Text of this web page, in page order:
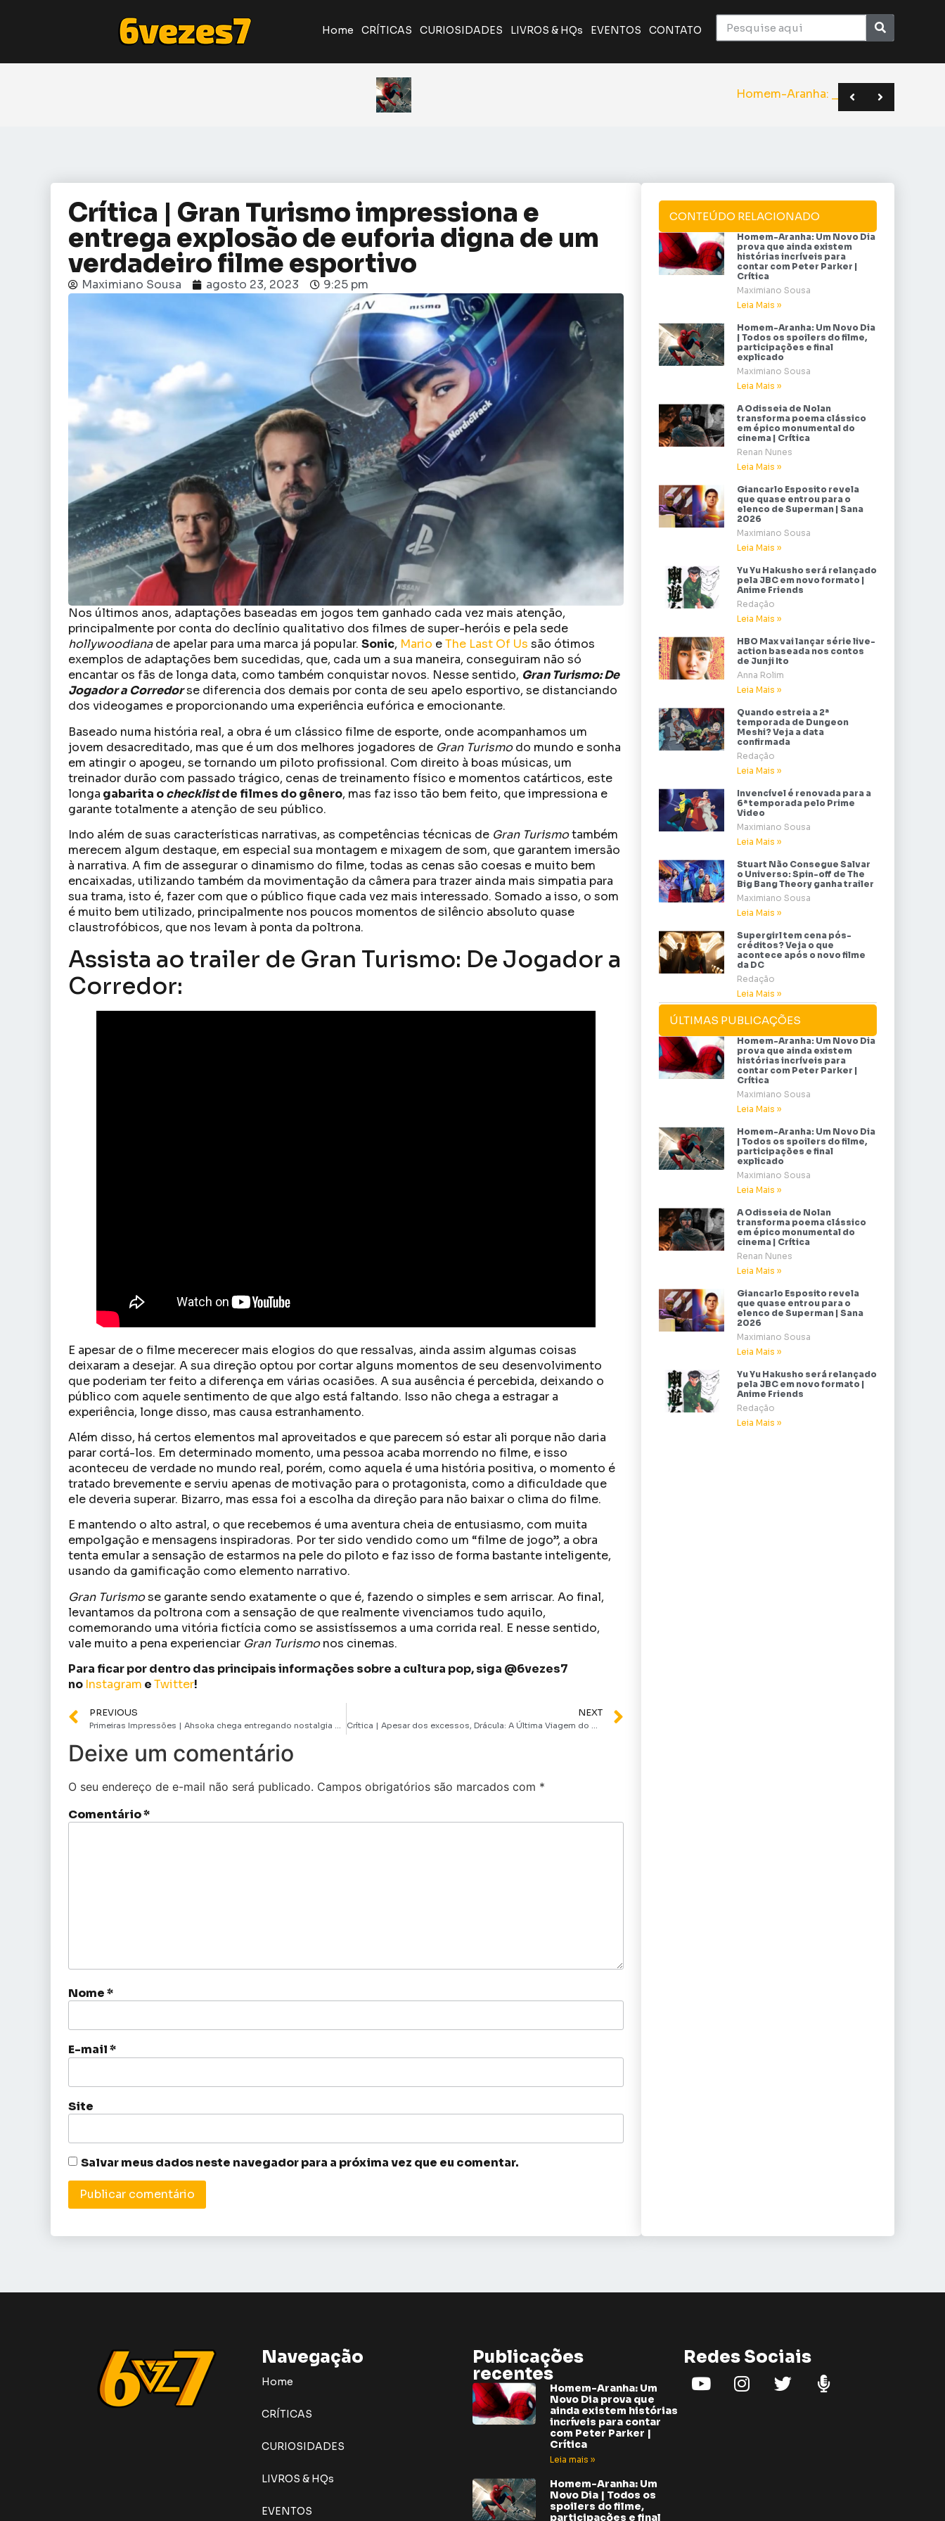
Home CRÍTICAS CURIOSIDADES LIVROS & HQs EVENTOS CONTATO
Homem-Aranha: Um Novo D
A Odisseia de Nolan transforma poema clássico em épico monumental do cinema | Crítica
Giancarlo Esposito revela que quase entrou para o elenco de Superman | Sana 2026
Yu Yu Hakusho será relançado pela JBC em novo formato | Anime Friends
Crítica | Gran Turismo impressiona e
entrega explosão de euforia digna de um
verdadeiro filme esportivo
Maximiano Sousa agosto 23, 2023 9:25 pm
Nos últimos anos, adaptações baseadas em jogos tem ganhado cada vez mais atenção,
principalmente por conta do declínio qualitativo dos filmes de super-heróis e pela sede
hollywoodianade apelar para uma marca já popular. Sonic, Mario eThe Last Of Us são ótimos
exemplos de adaptações bem sucedidas, que, cada um a sua maneira, conseguiram não só
encantar os fãs de longa data, como também conquistar novos. Nesse sentido, Gran Turismo: De
Jogador a Corredorse diferencia dos demais por conta de seu apelo esportivo, se distanciando
dos videogames e proporcionando uma experiência eufórica e emocionante.
Baseado numa história real, a obra é um clássico filme de esporte, onde acompanhamos um
jovem desacreditado, mas que é um dos melhores jogadores de Gran Turismodo mundo e sonha
em atingir o apogeu, se tornando um piloto profissional. Com direito à boas músicas, um
treinador durão com passado trágico, cenas de treinamento físico e momentos catárticos, este
longa gabarita ochecklistde filmes do gênero, mas faz isso tão bem feito, que impressiona e
garante totalmente a atenção de seu público.
Indo além de suas características narrativas, as competências técnicas de Gran Turismotambém
merecem algum destaque, em especial sua montagem e mixagem de som, que garantem imersão
à narrativa. A fim de assegurar o dinamismo do filme, todas as cenas são coesas e muito bem
encaixadas, utilizando também da movimentação da câmera para trazer ainda mais simpatia para
sua trama, isto é, fazer com que o público fique cada vez mais interessado. Somado a isso, o som
é muito bem utilizado, principalmente nos poucos momentos de silêncio absoluto quase
claustrofóbicos, que nos levam à ponta da poltrona.
Assista ao trailer de Gran Turismo: De Jogador a
Corredor:
E apesar de o filme mecerecer mais elogios do que ressalvas, ainda assim algumas coisas
deixaram a desejar. A sua direção optou por cortar alguns momentos de seu desenvolvimento
que poderiam ter feito a diferença em várias ocasiões. A sua ausência é percebida, deixando o
público com aquele sentimento de que algo está faltando. Isso não chega a estragar a
experiência, longe disso, mas causa estranhamento.
Além disso, há certos elementos mal aproveitados e que parecem só estar ali porque não daria
parar cortá-los. Em determinado momento, uma pessoa acaba morrendo no filme, e isso
aconteceu de verdade no mundo real, porém, como aquela é uma história positiva, o momento é
tratado brevemente e serviu apenas de motivação para o protagonista, como a dificuldade que
ele deveria superar. Bizarro, mas essa foi a escolha da direção para não baixar o clima do filme.
E mantendo o alto astral, o que recebemos é uma aventura cheia de entusiasmo, com muita
empolgação e mensagens inspiradoras. Por ter sido vendido como um “filme de jogo”, a obra
tenta emular a sensação de estarmos na pele do piloto e faz isso de forma bastante inteligente,
usando da gamificação como elemento narrativo.
Gran Turismose garante sendo exatamente o que é, fazendo o simples e sem arriscar. Ao final,
levantamos da poltrona com a sensação de que realmente vivenciamos tudo aquilo,
comemorando uma vitória fictícia como se assistíssemos a uma corrida real. E nesse sentido,
vale muito a pena experienciar Gran Turismonos cinemas.
Para ficar por dentro das principais informações sobre a cultura pop, siga @6vezes7
no Instagram eTwitter!
PREVIOUS NEXT
Deixe um comentário
O seu endereço de e-mail não será publicado. Campos obrigatórios são marcados com *
Comentário*
Nome*
E-mail*
Site
Salvar meus dados neste navegador para a próxima vez que eu comentar.
CONTEÚDO RELACIONADO
Homem-Aranha: Um Novo Dia
prova que ainda existem
histórias incríveis para
contar com Peter Parker |
Crítica
Maximiano Sousa
Leia Mais »
Homem-Aranha: Um Novo Dia
| Todos os spoilers do filme,
participações e final
explicado
Maximiano Sousa
Leia Mais »
A Odisseia de Nolan
transforma poema clássico
em épico monumental do
cinema | Crítica
Renan Nunes
Leia Mais »
Giancarlo Esposito revela
que quase entrou para o
elenco de Superman | Sana
2026
Maximiano Sousa
Leia Mais »
Yu Yu Hakusho será relançado
pela JBC em novo formato |
Anime Friends
Redação
Leia Mais »
HBO Max vai lançar série live-
action baseada nos contos
de Junji Ito
Anna Rolim
Leia Mais »
Quando estreia a 2ª
temporada de Dungeon
Meshi? Veja a data
confirmada
Redação
Leia Mais »
Invencível é renovada para a
6ª temporada pelo Prime
Video
Maximiano Sousa
Leia Mais »
Stuart Não Consegue Salvar
o Universo: Spin-off de The
Big Bang Theory ganha trailer
Maximiano Sousa
Leia Mais »
Supergirl tem cena pós-
créditos? Veja o que
acontece após o novo filme
da DC
Redação
Leia Mais »
ÚLTIMAS PUBLICAÇÕES
Homem-Aranha: Um Novo Dia
prova que ainda existem
histórias incríveis para
contar com Peter Parker |
Crítica
Maximiano Sousa
Leia Mais »
Homem-Aranha: Um Novo Dia
| Todos os spoilers do filme,
participações e final
explicado
Maximiano Sousa
Leia Mais »
A Odisseia de Nolan
transforma poema clássico
em épico monumental do
cinema | Crítica
Renan Nunes
Leia Mais »
Giancarlo Esposito revela
que quase entrou para o
elenco de Superman | Sana
2026
Maximiano Sousa
Leia Mais »
Yu Yu Hakusho será relançado
pela JBC em novo formato |
Anime Friends
Redação
Leia Mais »
Navegação
Home
CRÍTICAS
CURIOSIDADES
LIVROS & HQs
EVENTOS
Publicações
recentes
Homem-Aranha: Um
Novo Dia prova que
ainda existem histórias
incríveis para contar
com Peter Parker |
Crítica
Leia mais »
Homem-Aranha: Um
Novo Dia | Todos os
spoilers do filme,
participações e final
Redes Sociais